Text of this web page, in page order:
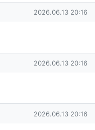
작성일
2026.06.13 20:16
작성일
2026.06.13 20:16
댓글작성일
2026.06.13 20:16